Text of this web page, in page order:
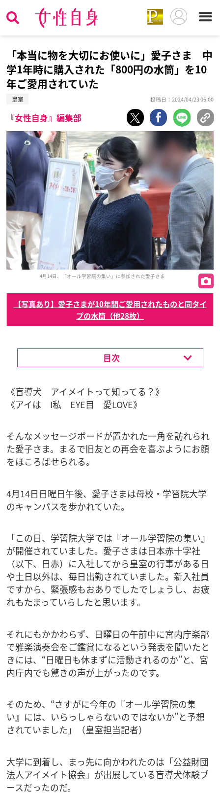
「本当に物を大切にお使いに」愛子さま 中
学1年時に購入された「800円の水筒」を10
年ご愛用されていた
皇室 投稿日：2024/04/23 06:00
『女性自身』編集部
4月14日、「オール学習院の集い」に参加された愛子さま
【写真あり】愛子さまが10年間ご愛用されたものと同タイ
プの水筒（他28枚）
目次
《盲導犬 アイメイトって知ってる？》
《アイは I私 EYE目 愛LOVE》
そんなメッセージボードが置かれた一角を訪れられ
た愛子さま。まるで旧友との再会を喜ぶようにお顔
をほころばせられる。
4月14日日曜日午後、愛子さまは母校・学習院大学
のキャンパスを歩かれていた。
「この日、学習院大学では『オール学習院の集い』
が開催されていました。愛子さまは日本赤十字社
（以下、日赤）に入社してから皇室の行事がある日
や土日以外は、毎日出勤されていました。新入社員
ですから、緊張感もおありでしたでしょうし、お疲
れもたまっていらしたと思います。
それにもかかわらず、日曜日の午前中に宮内庁楽部
で雅楽演奏会をご鑑賞になるという発表を聞いたと
きには、“日曜日も休まずに活動されるのか”と、宮
内庁内でも驚きの声が上がったのです。
そのため、“さすがに今年の『オール学習院の集
い』には、いらっしゃらないのではないか”と予想
されていました」（皇室担当記者）
大学に到着し、まっ先に向かわれたのは「公益財団
法人アイメイト協会」が出展している盲導犬体験ブ
ースだったのだ。